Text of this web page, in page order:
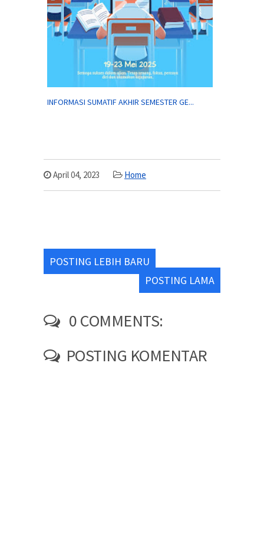
INFORMASI SUMATIF AKHIR SEMESTER GE...
April 04, 2023 Home
POSTING LEBIH BARU
POSTING LAMA
0 COMMENTS:
POSTING KOMENTAR